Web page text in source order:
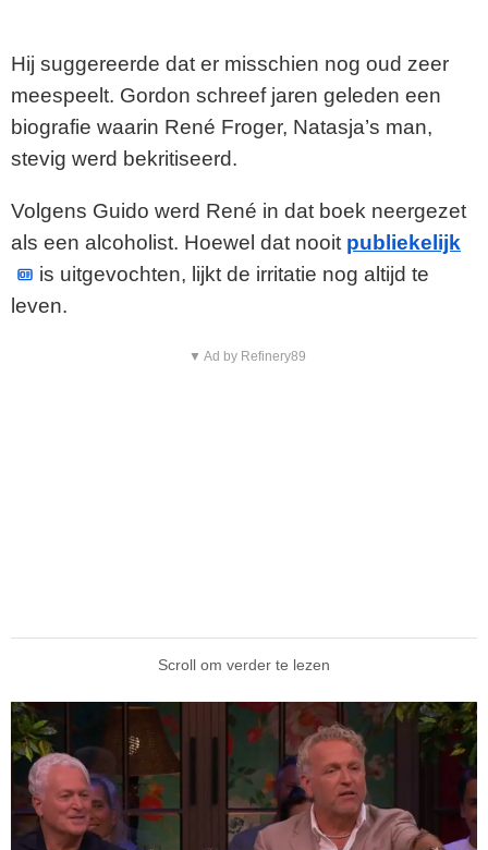
Hij suggereerde dat er misschien nog oud zeer
meespeelt. Gordon schreef jaren geleden een
biografie waarin René Froger, Natasja’s man,
stevig werd bekritiseerd.
Volgens Guido werd René in dat boek neergezet
als een alcoholist. Hoewel dat nooit publiekelijk
is uitgevochten, lijkt de irritatie nog altijd te
leven.
▼ Ad by Refinery89
Scroll om verder te lezen